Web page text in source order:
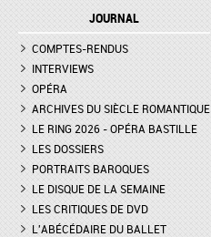
JOURNAL
COMPTES-RENDUS
INTERVIEWS
OPÉRA
ARCHIVES DU SIÈCLE ROMANTIQUE
LE RING 2026 - OPÉRA BASTILLE
LES DOSSIERS
PORTRAITS BAROQUES
LE DISQUE DE LA SEMAINE
LES CRITIQUES DE DVD
L'ABÉCÉDAIRE DU BALLET